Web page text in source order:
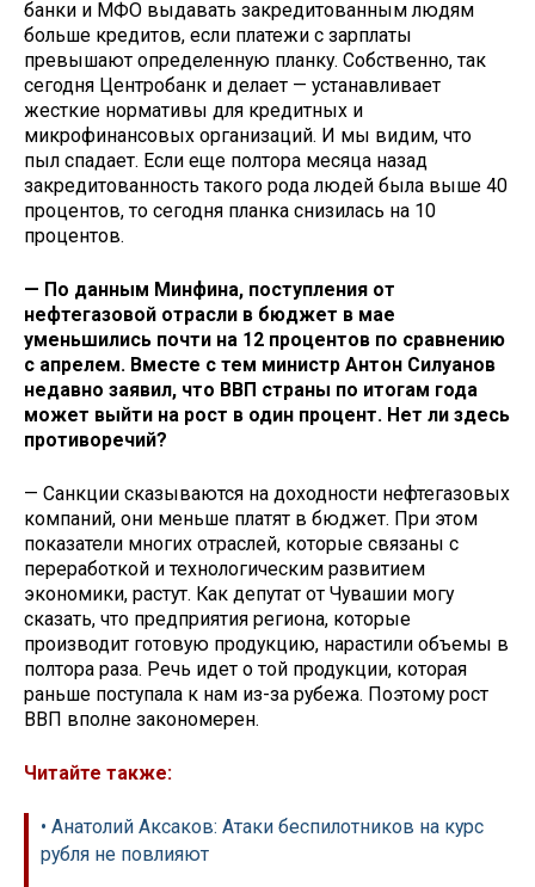
банки и МФО выдавать закредитованным людям
больше кредитов, если платежи с зарплаты
превышают определенную планку. Собственно, так
сегодня Центробанк и делает — устанавливает
жесткие нормативы для кредитных и
микрофинансовых организаций. И мы видим, что
пыл спадает. Если еще полтора месяца назад
закредитованность такого рода людей была выше 40
процентов, то сегодня планка снизилась на 10
процентов.
— По данным Минфина, поступления от
нефтегазовой отрасли в бюджет в мае
уменьшились почти на 12 процентов по сравнению
с апрелем. Вместе с тем министр Антон Силуанов
недавно заявил, что ВВП страны по итогам года
может выйти на рост в один процент. Нет ли здесь
противоречий?
— Санкции сказываются на доходности нефтегазовых
компаний, они меньше платят в бюджет. При этом
показатели многих отраслей, которые связаны с
переработкой и технологическим развитием
экономики, растут. Как депутат от Чувашии могу
сказать, что предприятия региона, которые
производит готовую продукцию, нарастили объемы в
полтора раза. Речь идет о той продукции, которая
раньше поступала к нам из-за рубежа. Поэтому рост
ВВП вполне закономерен.
Читайте также:
• Анатолий Аксаков: Атаки беспилотников на курс
рубля не повлияют